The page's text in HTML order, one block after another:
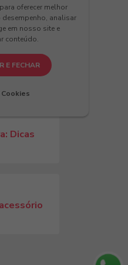
rosto:
Dicas
oferecer melhor
desempenho, analisar
em nosso site e
conteúdo.
E FECHAR
Cookies